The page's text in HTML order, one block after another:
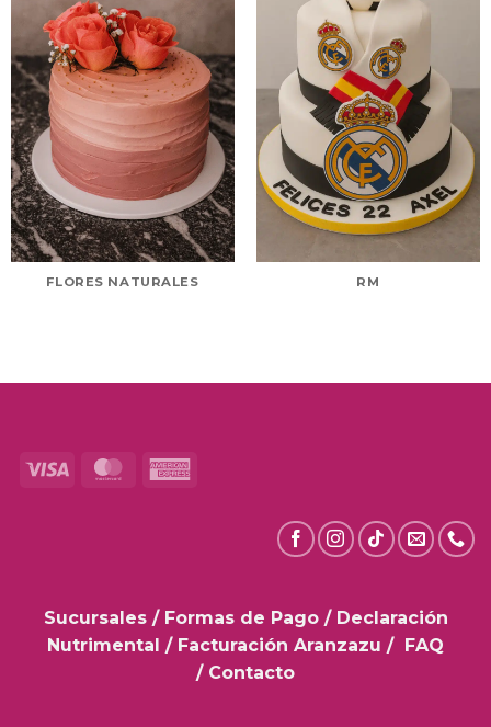
FLORES NATURALES RM
Visa MasterCard
Sucursales / Formas de Pago/ Declaración
Nutrimental / Facturación Aranzazu /
FAQ
/ Contacto